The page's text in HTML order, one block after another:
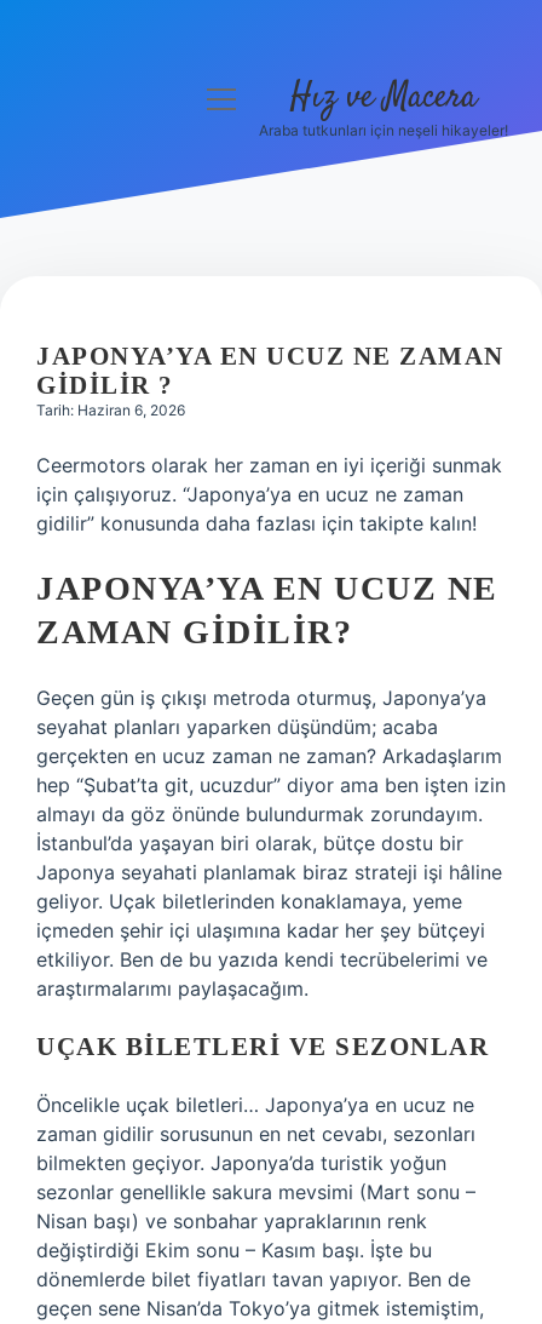
Hakkımızda
menüyü
Hız ve Macera
Araba tutkunları için neşeli hikayeler!
JAPONYA’YA EN UCUZ NE ZAMAN
GIDILIR ?
Tarih: Haziran 6, 2026
Ceermotors olarak her zaman en iyi içeriği sunmak
için çalışıyoruz. “Japonya’ya en ucuz ne zaman
gidilir” konusunda daha fazlası için takipte kalın!
JAPONYA’YA EN UCUZ NE
ZAMAN GIDILIR?
Geçen gün iş çıkışı metroda oturmuş, Japonya’ya
seyahat planları yaparken düşündüm; acaba
gerçekten en ucuz zaman ne zaman? Arkadaşlarım
hep “Şubat’ta git, ucuzdur” diyor ama ben işten izin
almayı da göz önünde bulundurmak zorundayım.
İstanbul’da yaşayan biri olarak, bütçe dostu bir
Japonya seyahati planlamak biraz strateji işi hâline
geliyor. Uçak biletlerinden konaklamaya, yeme
içmeden şehir içi ulaşımına kadar her şey bütçeyi
etkiliyor. Ben de bu yazıda kendi tecrübelerimi ve
araştırmalarımı paylaşacağım.
UÇAK BILETLERI VE SEZONLAR
Öncelikle uçak biletleri… Japonya’ya en ucuz ne
zaman gidilir sorusunun en net cevabı, sezonları
bilmekten geçiyor. Japonya’da turistik yoğun
sezonlar genellikle sakura mevsimi (Mart sonu –
Nisan başı) ve sonbahar yapraklarının renk
değiştirdiği Ekim sonu – Kasım başı. İşte bu
dönemlerde bilet fiyatları tavan yapıyor. Ben de
geçen sene Nisan’da Tokyo’ya gitmek istemiştim,